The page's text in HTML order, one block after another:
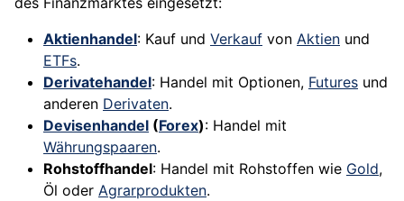
Aktienhandel: Kauf und Verkauf von Aktien und
ETFs.
Derivatehandel: Handel mit Optionen, Futures und
anderen Derivaten.
Devisenhandel (Forex): Handel mit
Währungspaaren.
Rohstoffhandel: Handel mit Rohstoffen wie Gold,
Öl oder Agrarprodukten.